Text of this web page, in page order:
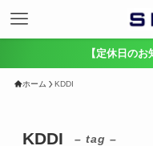
【定休日の
ホーム KDDI
KDDI – tag –